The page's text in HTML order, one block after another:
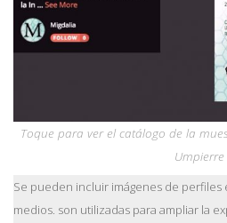
Toque para ver el catálogo de la
Umpierre
Se pueden incluir imágenes de perfiles
medios. son utilizadas para ampliar la